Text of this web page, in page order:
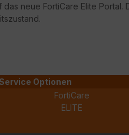
das neue FortiCare Elite Portal.
Optionen
FortiCare
ELITE